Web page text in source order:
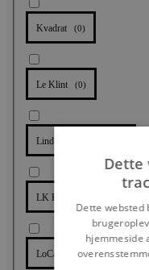
Kvadrat (0)
Le Klint (0)
Lindebjerg Design
LK Hjelle
LoCa
Dette
Dette websted
hjemmeside